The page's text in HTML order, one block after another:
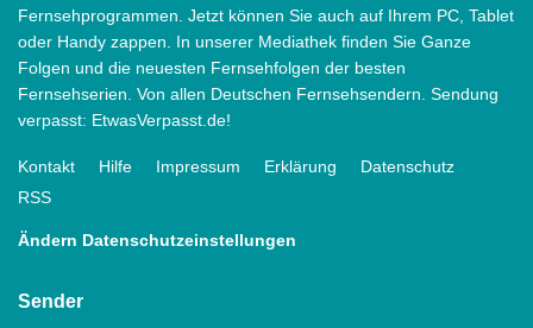
Fernsehprogrammen. Jetzt können Sie auch auf Ihrem PC, Tablet
oder Handy zappen. In unserer Mediathek finden Sie Ganze
Folgen und die neuesten Fernsehfolgen der besten
Fernsehserien. Von allen Deutschen Fernsehsendern. Sendung
verpasst: EtwasVerpasst.de!
Kontakt Hilfe Impressum Erklärung
Datenschutz
RSS
Ändern Datenschutzeinstellungen
Sender